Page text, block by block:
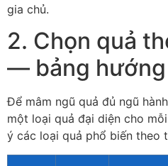
gia chủ.
2. Chọn quả
— bảng
Để mâm ngũ quả đủ ngũ
một loại quả đại diện cho
ý các loại quả phổ biến theo